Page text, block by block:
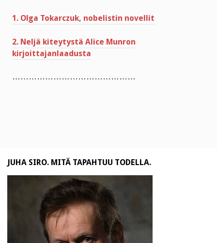
1. Olga Tokarczuk, nobelistin novellit
2. Neljä kiteytystä Alice Munron
kirjoittajanlaadusta
………………………………………
JUHA SIRO. MITÄ TAPAHTUU TODELLA.